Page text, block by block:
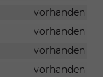
vorhanden
vorhanden
vorhanden
vorhanden